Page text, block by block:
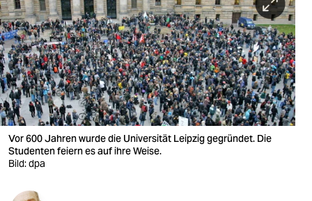
nord
wahrheit
verlag
verlag
veranstaltungen
shop
fragen & hilfe
Vor 600 Jahren wurde die Universität Leipzig gegründet. Die
Studenten feiern es auf ihre Weise.
Bild: dpa